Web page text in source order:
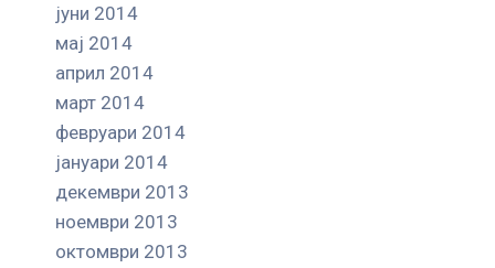
јуни 2014
мај 2014
април 2014
март 2014
февруари 2014
јануари 2014
декември 2013
ноември 2013
октомври 2013